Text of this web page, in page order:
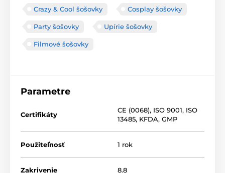
Crazy & Cool šošovky Cosplay šošovky
Party šošovky Upírie šošovky
Filmové šošovky
Parametre
Certifikáty
CE (0068), ISO 9001, ISO
13485, KFDA, GMP
Použiteľnosť 1 rok
Zakrivenie 8.8